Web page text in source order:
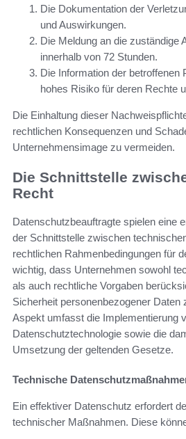
Die Dokumentation der
und Auswirkungen.
Die Meldung an die zuständige
innerhalb von 72 Stunden.
Die Information der betroffenen
hohes Risiko für deren Rechte
Die Einhaltung dieser
rechtlichen Konsequenzen und
Unternehmensimage zu vermeiden.
Die Schnittstelle
Recht
Datenschutzbeauftragte spielen eine
der Schnittstelle zwischen
rechtlichen Rahmenbedingungen für
wichtig, dass Unternehmen sowohl
als auch rechtliche Vorgaben
Sicherheit personenbezogener Daten
Aspekt umfasst die Implementierung
Datenschutztechnologie sowie die
Umsetzung der geltenden Gesetze.
Technische
Ein effektiver Datenschutz erfordert
technischer Maßnahmen. Diese